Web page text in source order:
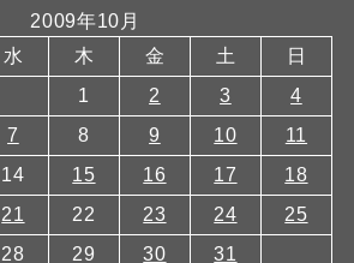
2009年10月
水 木 金 土
日
1
2 3
4
7 8 9 10
11
14 15 16 17
18
21 22 23 24
25
28 29 30 31